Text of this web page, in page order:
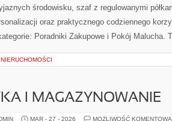
środowisku, szaf z regulowanymi
oraz praktycznego codziennego
Poradniki Zakupowe i Pokój Malucha.
NIERUCHOMOŚCI
I MAGAZYNOWANIE
MAR - 27 - 2026 MOŻLIWOŚĆ